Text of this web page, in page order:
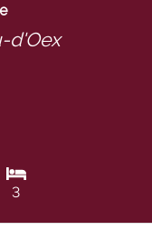
d'Oex
3